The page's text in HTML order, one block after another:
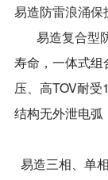
易造防雷浪涌保
易造复合型
寿命，一体式
压、高TOV耐
结构无外泄电弧
易造三相、单